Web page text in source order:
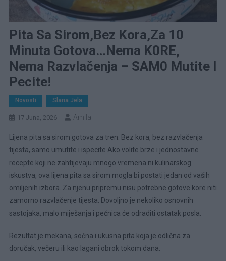
Pita Sa Sirom,bez Kora,za 10
Minuta Gotova…Nema K0RE,
Nema Razvlačenja – SAM0 Mutite I
Pecite!
Novosti Slana Jela
17 Juna, 2026 Amila
Lijena pita sa sirom gotova za tren: Bez kora, bez razvlačenja
tijesta, samo umutite i ispecite Ako volite brze i jednostavne
recepte koji ne zahtijevaju mnogo vremena ni kulinarskog
iskustva, ova lijena pita sa sirom mogla bi postati jedan od vaših
omiljenih izbora. Za njenu pripremu nisu potrebne gotove kore niti
zamorno razvlačenje tijesta. Dovoljno je nekoliko osnovnih
sastojaka, malo miješanja i pećnica će odraditi ostatak posla.
Rezultat je mekana, sočna i ukusna pita koja je odlična za
doručak, večeru ili kao lagani obrok tokom dana.